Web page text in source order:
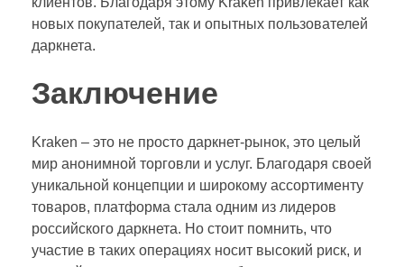
новых покупателей, так и опытных пользователей
даркнета.
Заключение
Kraken – это не просто даркнет-рынок, это целый
мир анонимной торговли и услуг. Благодаря своей
уникальной концепции и широкому ассортименту
товаров, платформа стала одним из лидеров
российского даркнета. Но стоит помнить, что
участие в таких операциях носит высокий риск, и